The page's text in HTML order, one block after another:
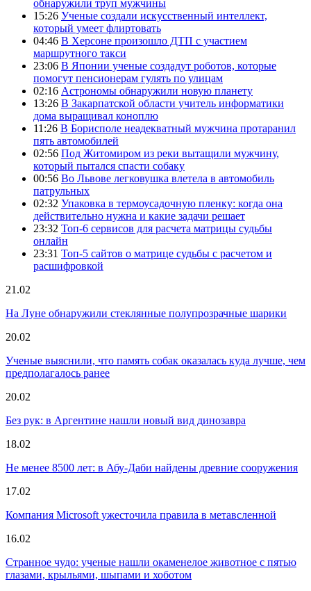
обнаружили труп мужчины
15:26 Ученые создали искусственный интеллект,
который умеет флиртовать
04:46 В Херсоне произошло ДТП с участием
маршрутного такси
23:06 В Японии ученые создадут роботов, которые
помогут пенсионерам гулять по улицам
02:16 Астрономы обнаружили новую планету
13:26 В Закарпатской области учитель информатики
дома выращивал коноплю
11:26 В Борисполе неадекватный мужчина протаранил
пять автомобилей
02:56 Под Житомиром из реки вытащили мужчину,
который пытался спасти собаку
00:56 Во Львове легковушка влетела в автомобиль
патрульных
02:32 Упаковка в термоусадочную пленку: когда она
действительно нужна и какие задачи решает
23:32 Топ-6 сервисов для расчета матрицы судьбы
онлайн
23:31 Топ-5 сайтов о матрице судьбы с расчетом и
расшифровкой
21.02
На Луне обнаружили стеклянные полупрозрачные шарики
20.02
Ученые выяснили, что память собак оказалась куда лучше, чем
предполагалось ранее
20.02
Без рук: в Аргентине нашли новый вид динозавра
18.02
Не менее 8500 лет: в Абу-Даби найдены древние сооружения
17.02
Компания Microsoft ужесточила правила в метавсленной
16.02
Странное чудо: ученые нашли окаменелое животное с пятью
глазами, крыльями, шыпами и хоботом